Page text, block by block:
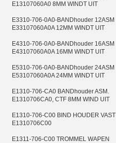
E13107060A0 8MM WINDT UIT
E3310-706-0A0-BANDhouder 12ASM
E33107060A0A 12MM WINDT UIT
E4310-706-0A0-BANDhouder 16ASM
E43107060A0A 16MM WINDT UIT
E5310-706-0A0-BANDhouder 24ASM
E53107060A0A 24MM WINDT UIT
E1310-706-CA0 BANDhouder ASM.
E1310706CA0, CTF 8MM WIND UIT
E1310-706-C00 BIND HOUDER VAST
E1310706C00
E1311-706-C00 TROMMEL WAPEN